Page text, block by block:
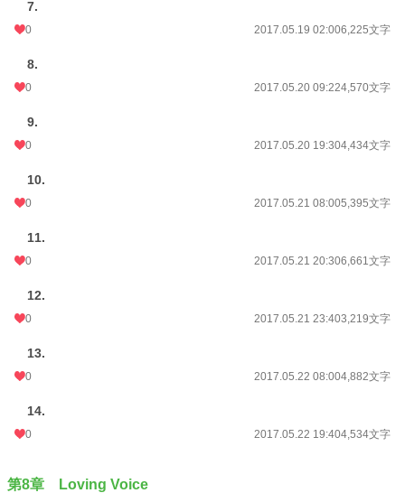
7.
0 2017.05.19 02:006,225文字
8.
0 2017.05.20 09:224,570文字
9.
0 2017.05.20 19:304,434文字
10.
0 2017.05.21 08:005,395文字
11.
0 2017.05.21 20:306,661文字
12.
0 2017.05.21 23:403,219文字
13.
0 2017.05.22 08:004,882文字
14.
0 2017.05.22 19:404,534文字
第8章 Loving Voice